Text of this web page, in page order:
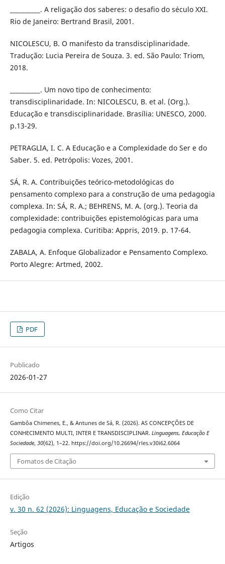
__________. A religação dos saberes: o desafio do século XXI.
Rio de Janeiro: Bertrand Brasil, 2001.
NICOLESCU, B. O manifesto da transdisciplinaridade.
Tradução: Lucia Pereira de Souza. 3. ed. São Paulo: Triom,
2018.
__________. Um novo tipo de conhecimento:
transdisciplinaridade. In: NICOLESCU, B. et al. (Org.).
Educação e transdisciplinaridade. Brasília: UNESCO, 2000.
p.13-29.
PETRAGLIA, I. C. A Educação e a Complexidade do Ser e do
Saber. 5. ed. Petrópolis: Vozes, 2001.
SÁ, R. A. Contribuições teórico-metodológicas do
pensamento complexo para a construção de uma pedagogia
complexa. In: SÁ, R. A.; BEHRENS, M. A. (org.). Teoria da
complexidade: contribuições epistemológicas para uma
pedagogia complexa. Curitiba: Appris, 2019. p. 17-64.
ZABALA, A. Enfoque Globalizador e Pensamento Complexo.
Porto Alegre: Artmed, 2002.
PDF
Publicado
2026-01-27
Como Citar
Gambôa Chimenes, E., & Antunes de Sá, R. (2026). AS CONCEPÇÕES DE
CONHECIMENTO MULTI, INTER E TRANSDISCIPLINAR. Linguagens, Educação E
Sociedade, 30(62), 1–22. https://doi.org/10.26694/rles.v30i62.6064
Fomatos de Citação
Edição
v. 30 n. 62 (2026): Linguagens, Educação e Sociedade
Seção
Artigos